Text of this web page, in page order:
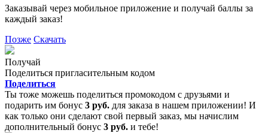
Заказывай через мобильное приложение и получай баллы за
каждый заказ!
Позже Скачать
Получай
Поделиться пригласительным кодом
Поделиться
Ты тоже можешь поделиться промокодом с друзьями и
подарить им бонус 3 руб. для заказа в нашем приложении! И
как только они сделают свой первый заказ, мы начислим
дополнительный бонус 3 руб. и тебе!